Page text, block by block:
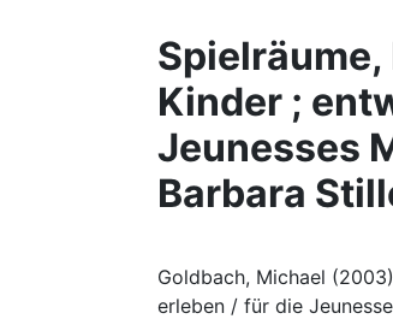
Kinder ;
Jeunesses
Barbara
Goldbach, Michael
erleben / für die